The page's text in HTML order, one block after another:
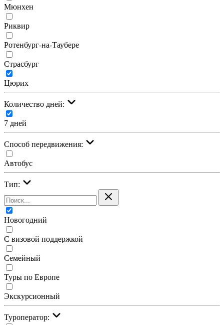
Мюнхен
Риквир
Ротенбург-на-Таубере
Страсбург
Цюрих
Количество дней:
7 дней
Cпособ передвижения:
Автобус
Тип:
Новогодний
С визовой поддержкой
Семейный
Туры по Европе
Экскурсионный
Туроператор: